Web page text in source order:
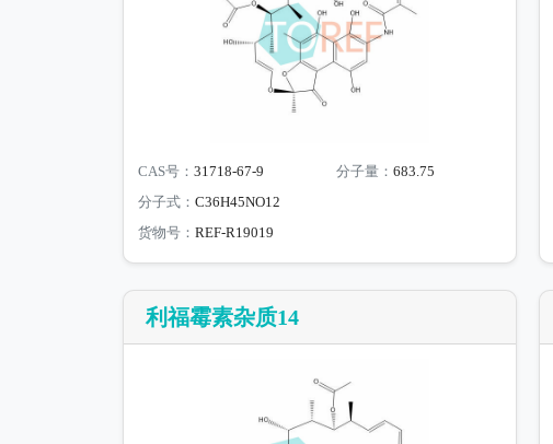
CAS号： 31718-67-9 分子量： 683.75
分子式： C36H45NO12
货物号： REF-R19019
利福霉素杂质14